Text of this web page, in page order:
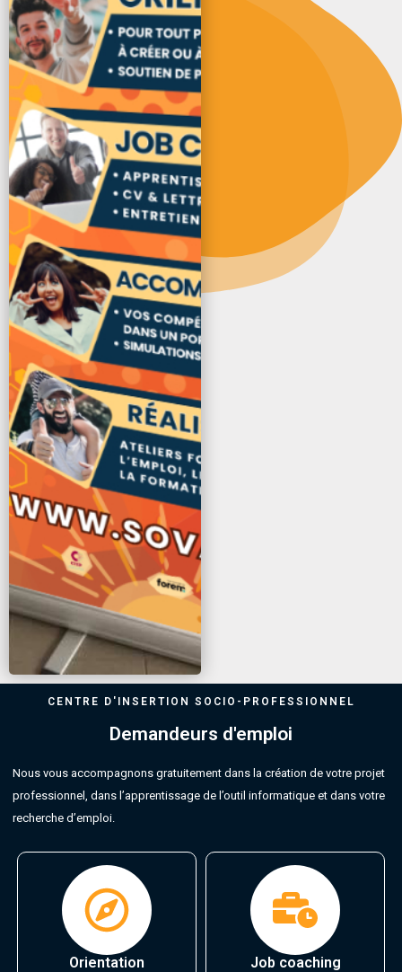
CENTRE D'INSERTION SOCIO-PROFESSIONNEL
Demandeurs d'emploi
Nous vous accompagnons gratuitement dans la création de votre projet
professionnel, dans l’apprentissage de l’outil informatique et dans votre
recherche d’emploi.
Orientation Job coaching